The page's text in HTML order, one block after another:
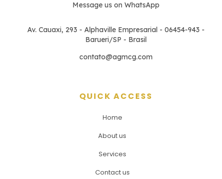
Message us on WhatsApp
Av. Cauaxi, 293 - Alphaville Empresarial - 06454-943 -
Barueri/SP - Brasil
contato@agmcg.com
QUICK ACCESS
Home
About us
Services
Contact us